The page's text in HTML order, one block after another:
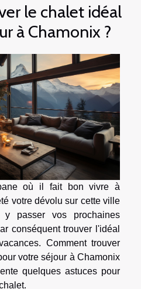
le chalet idéal
à Chamonix ?
où il fait bon vivre à
votre dévolu sur cette ville
y passer vos prochaines
conséquent trouver l'idéal
Comment trouver
votre séjour à Chamonix
quelques astuces pour